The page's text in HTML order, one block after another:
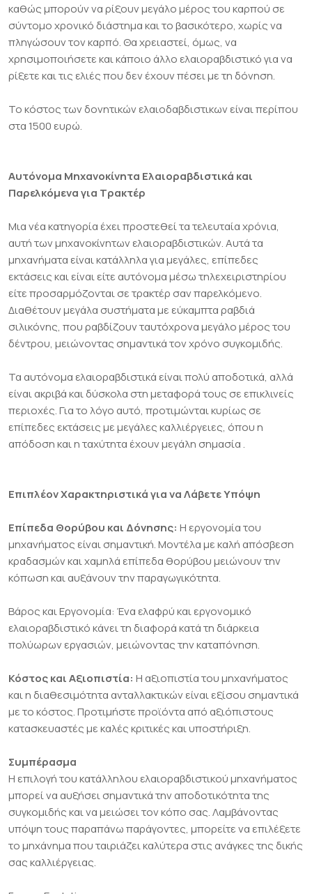
καθώς μπορούν να ρίξουν μεγάλο μέρος του καρπού σε
σύντομο χρονικό διάστημα και το βασικότερο, χωρίς να
πληγώσουν τον καρπό. Θα χρειαστεί, όμως, να
χρησιμοποιήσετε και κάποιο άλλο ελαιοραβδιστικό για να
ρίξετε και τις ελιές που δεν έχουν πέσει με τη δόνηση.
Το κόστος των δονητικών ελαιοδαβδιστικων είναι περίπου
στα 1500 ευρώ.
Αυτόνομα Μηχανοκίνητα Ελαιοραβδιστικά και
Παρελκόμενα για Τρακτέρ
Μια νέα κατηγορία έχει προστεθεί τα τελευταία χρόνια,
αυτή των μηχανοκίνητων ελαιοραβδιστικών. Αυτά τα
μηχανήματα είναι κατάλληλα για μεγάλες, επίπεδες
εκτάσεις και είναι είτε αυτόνομα μέσω τηλεχειριστηρίου
είτε προσαρμόζονται σε τρακτέρ σαν παρελκόμενο.
Διαθέτουν μεγάλα συστήματα με εύκαμπτα ραβδιά
σιλικόνης, που ραβδίζουν ταυτόχρονα μεγάλο μέρος του
δέντρου, μειώνοντας σημαντικά τον χρόνο συγκομιδής.
Τα αυτόνομα ελαιοραβδιστικά είναι πολύ αποδοτικά, αλλά
είναι ακριβά και δύσκολα στη μεταφορά τους σε επικλινείς
περιοχές. Για το λόγο αυτό, προτιμώνται κυρίως σε
επίπεδες εκτάσεις με μεγάλες καλλιέργειες, όπου η
απόδοση και η ταχύτητα έχουν μεγάλη σημασία .
Επιπλέον Χαρακτηριστικά για να Λάβετε Υπόψη
Επίπεδα Θορύβου και Δόνησης: Η εργονομία του
μηχανήματος είναι σημαντική. Μοντέλα με καλή απόσβεση
κραδασμών και χαμηλά επίπεδα θορύβου μειώνουν την
κόπωση και αυξάνουν την παραγωγικότητα.
Βάρος και Εργονομία: Ένα ελαφρύ και εργονομικό
ελαιοραβδιστικό κάνει τη διαφορά κατά τη διάρκεια
πολύωρων εργασιών, μειώνοντας την καταπόνηση.
Κόστος και Αξιοπιστία: Η αξιοπιστία του μηχανήματος
και η διαθεσιμότητα ανταλλακτικών είναι εξίσου σημαντικά
με το κόστος. Προτιμήστε προϊόντα από αξιόπιστους
κατασκευαστές με καλές κριτικές και υποστήριξη.
Συμπέρασμα
Η επιλογή του κατάλληλου ελαιοραβδιστικού μηχανήματος
μπορεί να αυξήσει σημαντικά την αποδοτικότητα της
συγκομιδής και να μειώσει τον κόπο σας. Λαμβάνοντας
υπόψη τους παραπάνω παράγοντες, μπορείτε να επιλέξετε
το μηχάνημα που ταιριάζει καλύτερα στις ανάγκες της δικής
σας καλλιέργειας.